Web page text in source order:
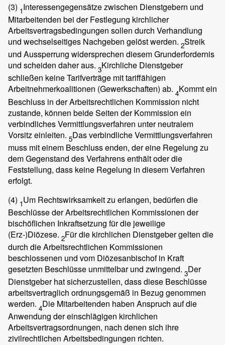
(3) 1Interessengegensätze zwischen Dienstgebern und
Mitarbeitenden bei der Festlegung kirchlicher
Arbeitsvertragsbedingungen sollen durch Verhandlung
und wechselseitiges Nachgeben gelöst werden. 2Streik
und Aussperrung widersprechen diesem Grunderfordernis
und scheiden daher aus. 3Kirchliche Dienstgeber
schließen keine Tarifverträge mit tariffähigen
Arbeitnehmerkoalitionen (Gewerkschaften) ab. 4Kommt ein
Beschluss in der Arbeitsrechtlichen Kommission nicht
zustande, können beide Seiten der Kommission ein
verbindliches Vermittlungsverfahren unter neutralem
Vorsitz einleiten. 5Das verbindliche Vermittlungsverfahren
muss mit einem Beschluss enden, der eine Regelung zu
dem Gegenstand des Verfahrens enthält oder die
Feststellung, dass keine Regelung in diesem Verfahren
erfolgt.
(4) 1Um Rechtswirksamkeit zu erlangen, bedürfen die
Beschlüsse der Arbeitsrechtlichen Kommissionen der
bischöflichen Inkraftsetzung für die jeweilige
(Erz-)Diözese. 2Für die kirchlichen Dienstgeber gelten die
durch die Arbeitsrechtlichen Kommissionen
beschlossenen und vom Diözesanbischof in Kraft
gesetzten Beschlüsse unmittelbar und zwingend. 3Der
Dienstgeber hat sicherzustellen, dass diese Beschlüsse
arbeitsvertraglich ordnungsgemäß in Bezug genommen
werden. 4Die Mitarbeitenden haben Anspruch auf die
Anwendung der einschlägigen kirchlichen
Arbeitsvertragsordnungen, nach denen sich ihre
zivilrechtlichen Arbeitsbedingungen richten.